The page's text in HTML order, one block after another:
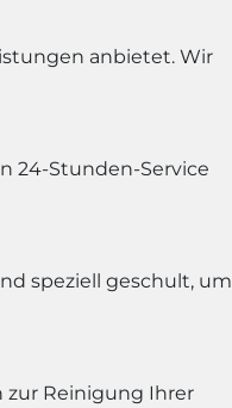
anbietet. Wir
24-Stunden-Service
speziell geschult, um
Reinigung Ihrer